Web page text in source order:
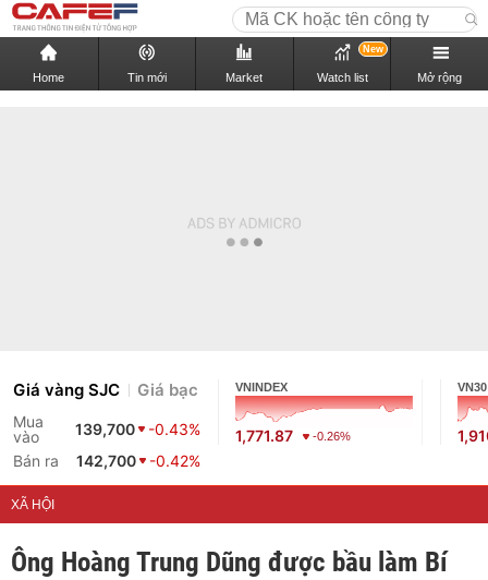
Home Tin mới Market Watch list
New
Mở rộng
Giá vàng SJC Giá bạc
Mua
vào
139,700
-0.43%
Bán ra
142,700 -0.42%
VNINDEX
1,771.87 -0.26%
VN30
XÃ HỘI
Ông Hoàng Trung Dũng được bầu làm Bí